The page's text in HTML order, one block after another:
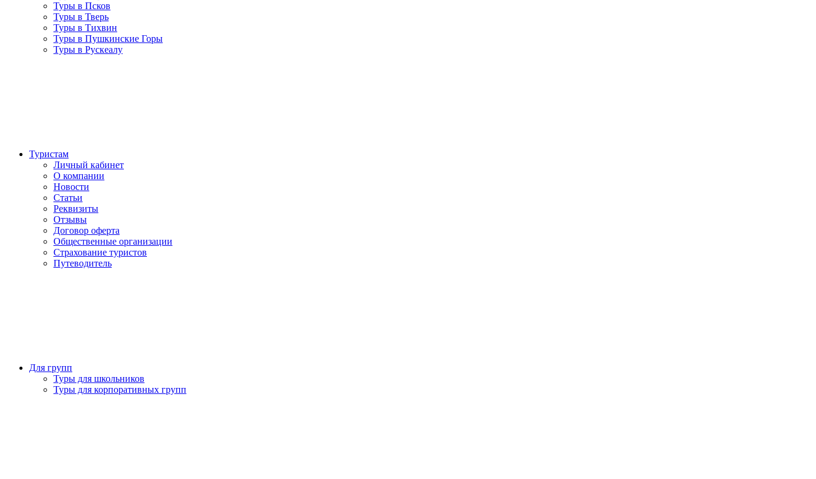
Туры в Псков
Туры в Тверь
Туры в Тихвин
Туры в Пушкинские Горы
Туры в Рускеалу
Туристам
Личный кабинет
О компании
Новости
Статьи
Реквизиты
Отзывы
Договор оферта
Общественные организации
Страхование туристов
Путеводитель
Для групп
Туры для школьников
Туры для корпоративных групп